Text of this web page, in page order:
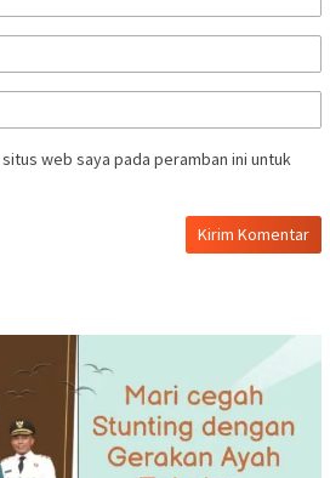
web saya pada peramban ini untuk